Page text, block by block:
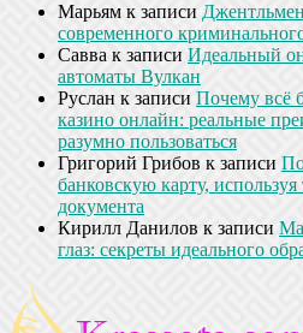
Марьям к записи
современного
Савва к записи Идеальный
автоматы Вулкан
Руслан к записи Почему всё
казино онлайн: реальные
разумно пользоваться
Григорий Грибов к записи
банковскую карту, используя
документа
Кирилл Данилов к записи
глаз: секреты идеального